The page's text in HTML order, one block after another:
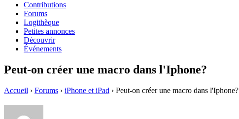
Contributions
Forums
Logithèque
Petites annonces
Découvrir
Événements
Peut-on créer une macro dans l'Iphone?
Accueil › Forums › iPhone et iPad › Peut-on créer une macro dans l'Iphone?